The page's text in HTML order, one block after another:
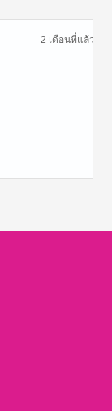
2 เดือนที่แล้ว